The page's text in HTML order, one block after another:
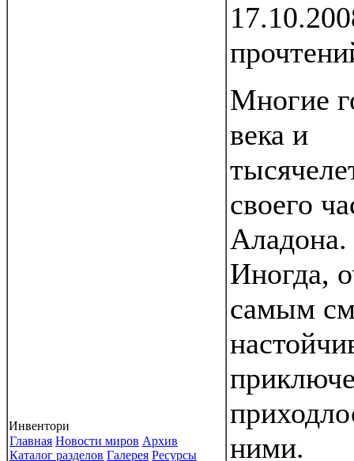
Инвентори
Главная Новости миров Архив
Каталог разделов Галерея Ресурсы
Многие
века и
своего
Аладона.
Иногда,
самым
ними.